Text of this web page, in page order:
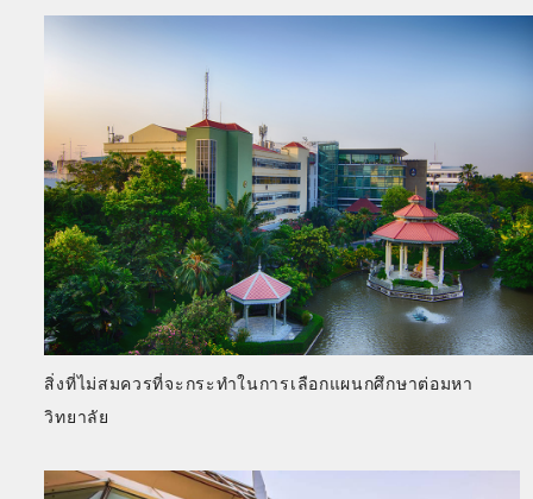
สิ่งที่ไม่สมควรที่จะกระทำในการเลือกแผนกศึกษาต่อมหา
วิทยาลัย